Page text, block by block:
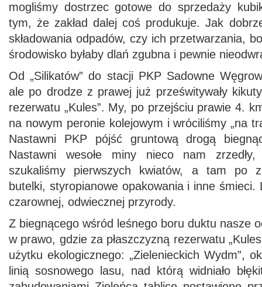
mogliśmy dostrzec gotowe do sprzedaży
tym, że zakład dalej coś produkuje. Jak
składowania odpadów, czy ich przetwarzania,
środowisko byłaby dlań zgubna i pewnie
Od „Silikatów” do stacji PKP Sadowne
ale po drodze z prawej już prześwitywały
rezerwatu „Kules”. My, po przejściu prawie 4.
na nowym peronie kolejowym i wróciliśmy „na
Nastawni PKP pójść gruntową drogą
Nastawni wesołe miny nieco nam
szukaliśmy pierwszych kwiatów, a tam po
butelki, styropianowe opakowania i inne śmieci.
czarownej, odwiecznej przyrody.
Z biegnącego wśród leśnego boru duktu nasze
w prawo, gdzie za płaszczyzną rezerwatu
użytku ekologicznego: „Zielenieckich Wydm”,
linią sosnowego lasu, nad którą widniało